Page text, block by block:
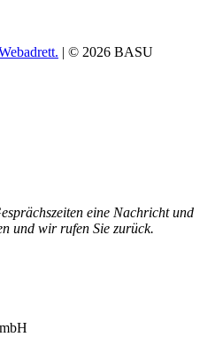
| © 2026 BASU
eine Nachricht und
und wir rufen Sie zurück.